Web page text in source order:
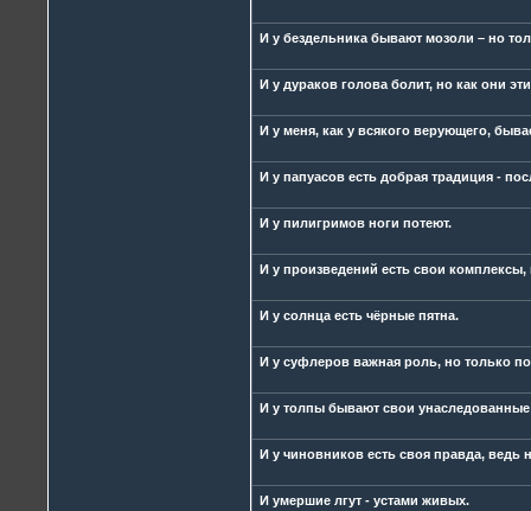
И у бездельника бывают мозоли – но
И у дураков голова болит, но как они
И у меня, как у всякого верующего,
И у папуасов есть добрая традиция -
И у пилигримов ноги потеют.
И у произведений есть свои комплексы,
И у солнца есть чёрные пятна.
И у суфлеров важная роль, но только
И у толпы бывают свои
И у чиновников есть своя правда,
И умершие лгут - устами живых.